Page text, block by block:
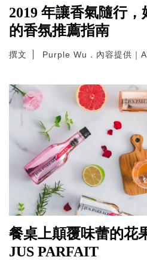
2019 年讓香氣隨行
的香氛推薦指南
撰文 Purple Wu．內容提供｜
餐桌上顛覆味蕾的花
JUS PARFAIT